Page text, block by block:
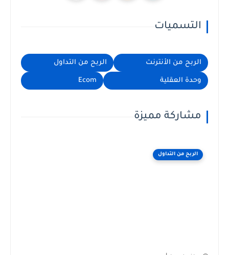
التسميات
الربح من الأنترنت الربح من التداول
وحدة العقلية Ecom
مشاركة مميزة
الربح من التداول